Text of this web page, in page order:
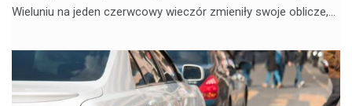
Wieluniu na jeden czerwcowy wieczór zmieniły swoje oblicze,…